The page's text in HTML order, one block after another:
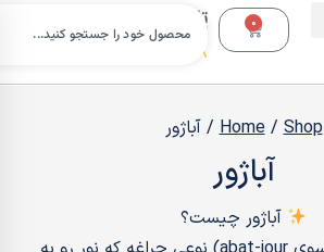
0 تلفن
تماس:
09112988638
Home / Shop
/ آباژور
آباژور
آباژور چیست؟